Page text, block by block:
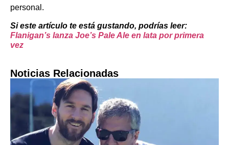
personal.
Si este artículo te está gustando, podrías leer:
Flanigan’s lanza Joe’s Pale Ale en lata por primera
vez
Noticias Relacionadas